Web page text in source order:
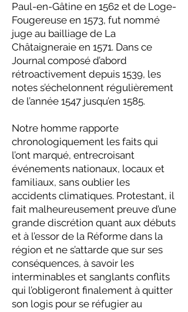
Paul-en-Gâtine en 1562 et de Loge-
Fougereuse en 1573, fut nommé
juge au bailliage de La
Châtaigneraie en 1571. Dans ce
Journal composé d’abord
rétroactivement depuis 1539, les
notes s’échelonnent régulièrement
de l’année 1547 jusqu’en 1585.
Notre homme rapporte
chronologiquement les faits qui
l’ont marqué, entrecroisant
événements nationaux, locaux et
familiaux, sans oublier les
accidents climatiques. Protestant, il
fait malheureusement preuve d’une
grande discrétion quant aux débuts
et à l’essor de la Réforme dans la
région et ne s’attarde que sur ses
conséquences, à savoir les
interminables et sanglants conflits
qui l’obligeront finalement à quitter
son logis pour se réfugier au